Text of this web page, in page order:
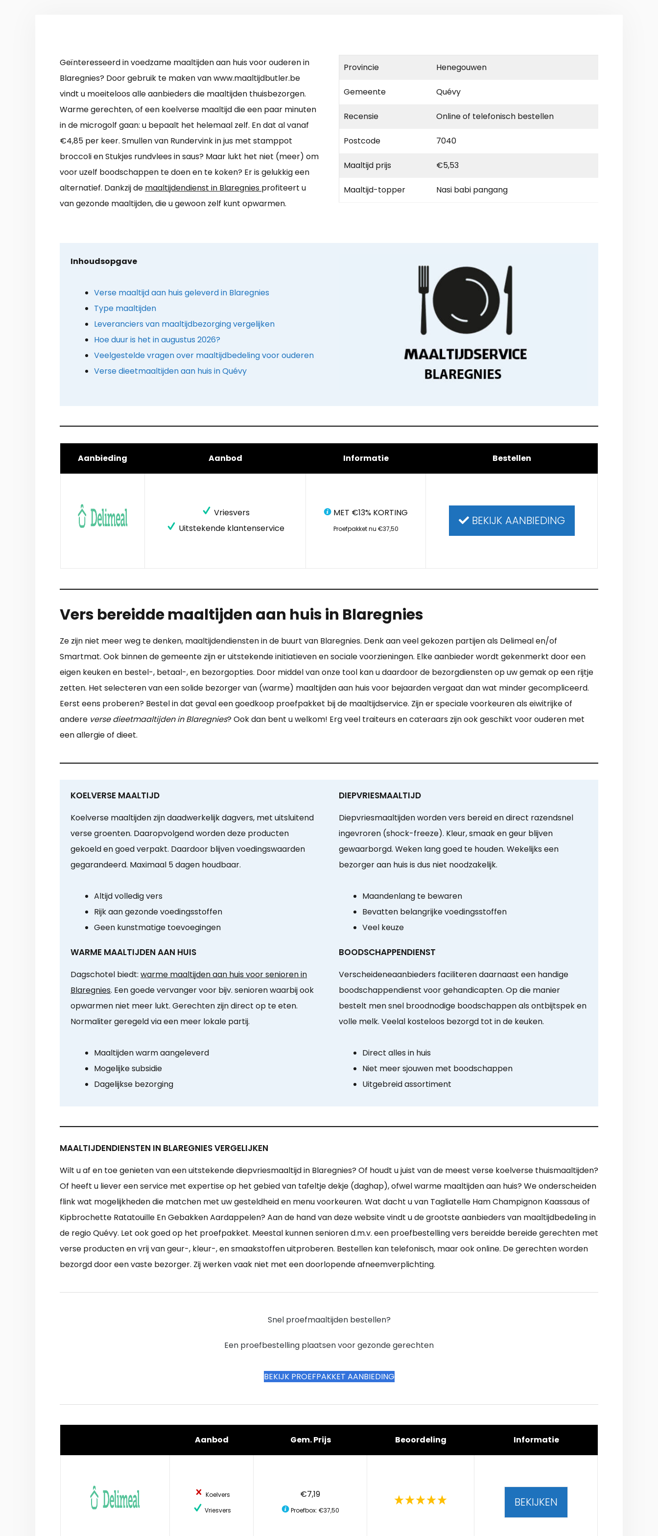
Geïnteresseerd in voedzame maaltijden aan huis voor ouderen in
Blaregnies? Door gebruik te maken van www.maaltijdbutler.be
vindt u moeiteloos alle aanbieders die maaltijden thuisbezorgen.
Warme gerechten, of een koelverse maaltijd die een paar minuten
in de microgolf gaan: u bepaalt het helemaal zelf. En dat al vanaf
€4,85 per keer. Smullen van Rundervink in jus met stamppot
broccoli en Stukjes rundvlees in saus? Maar lukt het niet (meer) om
voor uzelf boodschappen te doen en te koken? Er is gelukkig een
alternatief. Dankzij de maaltijdendienst in Blaregnies profiteert u
van gezonde maaltijden, die u gewoon zelf kunt opwarmen.
Provincie Henegouwen
Gemeente Quévy
Recensie Online of telefonisch bestellen
Postcode 7040
Maaltijd prijs €5,53
Maaltijd-topper Nasi babi pangang
Inhoudsopgave
Verse maaltijd aan huis geleverd in Blaregnies
Type maaltijden
Leveranciers van maaltijdbezorging vergelijken
Hoe duur is het in augustus 2026?
Veelgestelde vragen over maaltijdbedeling voor ouderen
Verse dieetmaaltijden aan huis in Quévy
Aanbieding Aanbod Informatie Bestellen
Vriesvers
Uitstekende klantenservice
MET €13% KORTING
Proefpakket nu €37,50
BEKIJK AANBIEDING
Vers bereidde maaltijden aan huis in Blaregnies
Ze zijn niet meer weg te denken, maaltijdendiensten in de buurt van Blaregnies. Denk aan veel gekozen partijen als Delimeal en/of
Smartmat. Ook binnen de gemeente zijn er uitstekende initiatieven en sociale voorzieningen. Elke aanbieder wordt gekenmerkt door een
eigen keuken en bestel-, betaal-, en bezorgopties. Door middel van onze tool kan u daardoor de bezorgdiensten op uw gemak op een rijtje
zetten. Het selecteren van een solide bezorger van (warme) maaltijden aan huis voor bejaarden vergaat dan wat minder gecompliceerd.
Eerst eens proberen? Bestel in dat geval een goedkoop proefpakket bij de maaltijdservice. Zijn er speciale voorkeuren als eiwitrijke of
andere verse dieetmaaltijden in Blaregnies? Ook dan bent u welkom! Erg veel traiteurs en cateraars zijn ook geschikt voor ouderen met
een allergie of dieet.
KOELVERSE MAALTIJD
Koelverse maaltijden zijn daadwerkelijk dagvers, met uitsluitend
verse groenten. Daaropvolgend worden deze producten
gekoeld en goed verpakt. Daardoor blijven voedingswaarden
gegarandeerd. Maximaal 5 dagen houdbaar.
Altijd volledig vers
Rijk aan gezonde voedingsstoffen
Geen kunstmatige toevoegingen
DIEPVRIESMAALTIJD
Diepvriesmaaltijden worden vers bereid en direct razendsnel
ingevroren (shock-freeze). Kleur, smaak en geur blijven
gewaarborgd. Weken lang goed te houden. Wekelijks een
bezorger aan huis is dus niet noodzakelijk.
Maandenlang te bewaren
Bevatten belangrijke voedingsstoffen
Veel keuze
WARME MAALTIJDEN AAN HUIS
Dagschotel biedt: warme maaltijden aan huis voor senioren in
Blaregnies. Een goede vervanger voor bijv. senioren waarbij ook
opwarmen niet meer lukt. Gerechten zijn direct op te eten.
Normaliter geregeld via een meer lokale partij.
Maaltijden warm aangeleverd
Mogelijke subsidie
Dagelijkse bezorging
BOODSCHAPPENDIENST
Verscheideneaanbieders faciliteren daarnaast een handige
boodschappendienst voor gehandicapten. Op die manier
bestelt men snel broodnodige boodschappen als ontbijtspek en
volle melk. Veelal kosteloos bezorgd tot in de keuken.
Direct alles in huis
Niet meer sjouwen met boodschappen
Uitgebreid assortiment
MAALTIJDENDIENSTEN IN BLAREGNIES VERGELIJKEN
Wilt u af en toe genieten van een uitstekende diepvriesmaaltijd in Blaregnies? Of houdt u juist van de meest verse koelverse thuismaaltijden?
Of heeft u liever een service met expertise op het gebied van tafeltje dekje (daghap), ofwel warme maaltijden aan huis? We onderscheiden
flink wat mogelijkheden die matchen met uw gesteldheid en menu voorkeuren. Wat dacht u van Tagliatelle Ham Champignon Kaassaus of
Kipbrochette Ratatouille En Gebakken Aardappelen? Aan de hand van deze website vindt u de grootste aanbieders van maaltijdbedeling in
de regio Quévy. Let ook goed op het proefpakket. Meestal kunnen senioren d.m.v. een proefbestelling vers bereidde bereide gerechten met
verse producten en vrij van geur-, kleur-, en smaakstoffen uitproberen. Bestellen kan telefonisch, maar ook online. De gerechten worden
bezorgd door een vaste bezorger. Zij werken vaak niet met een doorlopende afneemverplichting.
Snel proefmaaltijden bestellen?
Een proefbestelling plaatsen voor gezonde gerechten
BEKIJK PROEFPAKKET AANBIEDING
Aanbod Gem. Prijs Beoordeling Informatie
Koelvers
Vriesvers
€7,19
Proefbox: €37,50
BEKIJKEN